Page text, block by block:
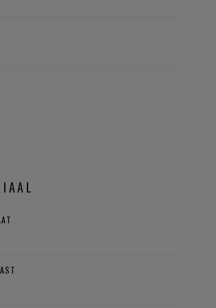
staal met zwarte high-tech
middenstukken